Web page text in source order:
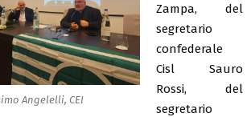
Angelelli, CEI
Zampa, del
segretario
confederale
Cisl Sauro
Rossi, del
segretario